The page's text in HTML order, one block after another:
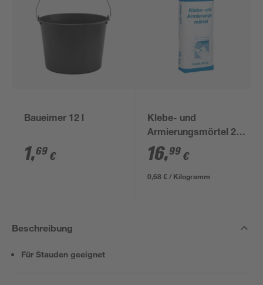
Baueimer 12 l
1,69 €
Klebe- und
Armierungsmörtel 25
kg
16,99 €
0,68 € / Kilogramm
Beschreibung
Für Stauden geeignet